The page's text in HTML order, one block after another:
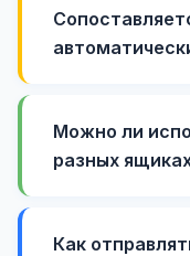
Можно ли
разных
Как